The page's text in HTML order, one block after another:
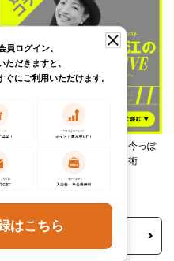
柄ワンピースは夏の切り札、今っぽ
く着るレイヤード＆ミックス術
をもっと見る
員ログイン、
ただきますと、
にご利用いただけます。
はこちら